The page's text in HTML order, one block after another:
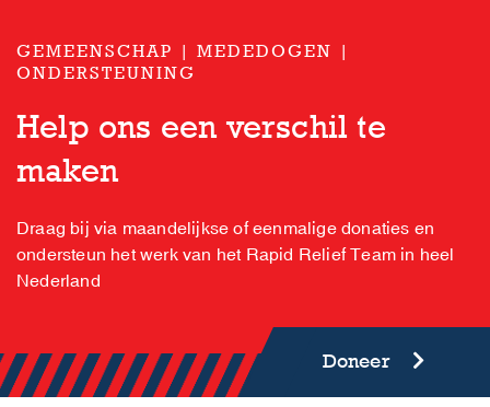
GEMEENSCHAP | MEDEDOGEN |
ONDERSTEUNING
Help ons een verschil te
maken
Draag bij via maandelijkse of eenmalige donaties en
ondersteun het werk van het Rapid Relief Team in heel
Nederland
Doneer